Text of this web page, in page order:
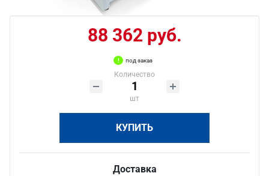
88 362 руб.
под заказ
Количество
шт
КУПИТЬ
Доставка